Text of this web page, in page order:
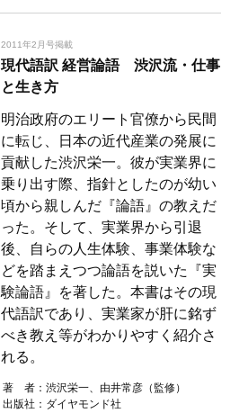
2011年2月号掲載
現代語訳 経営論語 渋沢流・仕事
と生き方
明治政府のエリート官僚から民間
に転じ、日本の近代産業の発展に
貢献した渋沢栄一。彼が実業界に
乗り出す際、指針としたのが幼い
頃から親しんだ『論語』の教えだ
った。そして、実業界から引退
後、自らの人生体験、事業体験な
どを踏まえつつ論語を説いた『実
験論語』を著した。本書はその現
代語訳であり、実業家が肝に銘ず
べき教え等がわかりやすく紹介さ
れる。
著 者： 渋沢栄一、由井常彦（監修）
出版社： ダイヤモンド社